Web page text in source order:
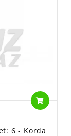
6 - Korda